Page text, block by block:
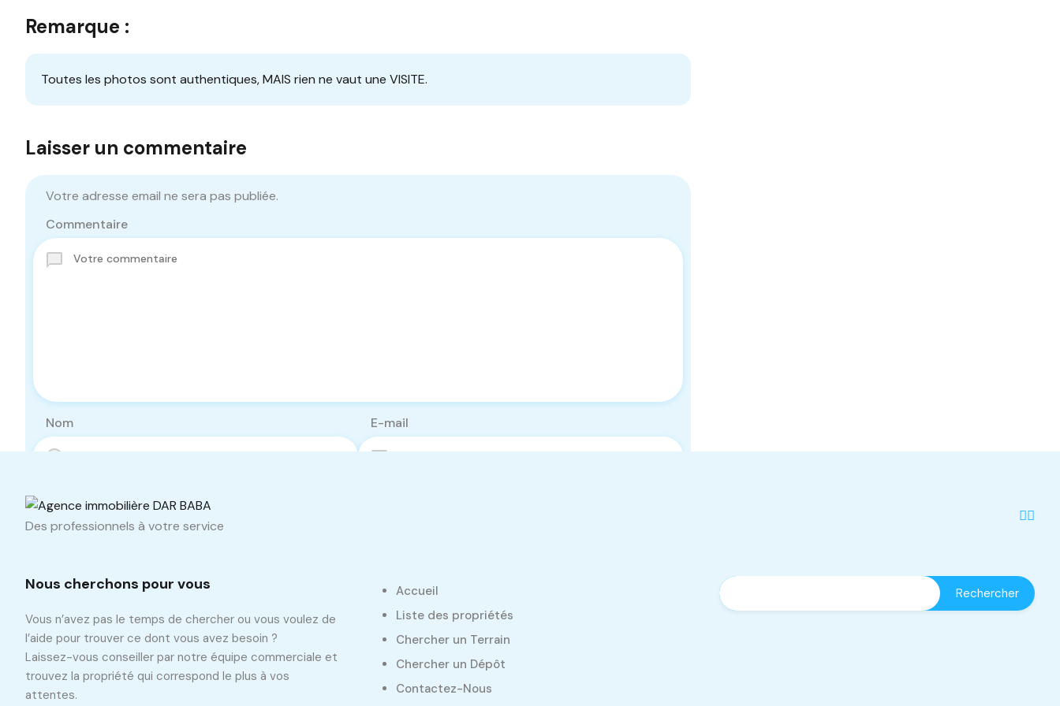
Remarque :
Toutes les photos sont authentiques, MAIS rien ne vaut une VISITE.
Laisser un commentaire
Votre adresse email ne sera pas publiée.
Commentaire
Nom E-mail
Des professionnels à votre service
Nous cherchons pour vous
Vous n’avez pas le temps de chercher ou vous voulez de
l’aide pour trouver ce dont vous avez besoin ?
Laissez-vous conseiller par notre équipe commerciale et
trouvez la propriété qui correspond le plus à vos
attentes.
Accueil
Liste des propriétés
Chercher un Terrain
Chercher un Dépôt
Contactez-Nous